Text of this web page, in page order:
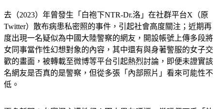
去（2023）年曾發生「白袍下NTR-Dr.洛」在社群平台X（原
Twitter）散布病患私密照的事件，引起社會高度關注；近期再
度出現一名疑似為中國大陸警察的網友，開設帳號上傳多段將
女同事當作性幻想對象的內容，其中還有與身著警服的女子交
歡的畫面，被轉載至微博等平台引起熱烈討論，即便未證實該
名網友是否真的是警察，但從多張「內部照片」看來可能性不